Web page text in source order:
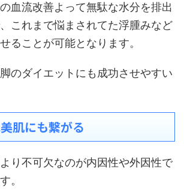
血流改善よって無駄な水分を排出
これまで悩まされてた浮腫みなど
ることが可能となります。
のダイエットにも成功させやすい
肌にも繋がる
り不可欠なのが内因性や外因性で
。